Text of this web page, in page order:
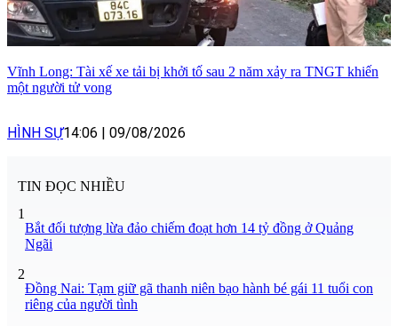
Vĩnh Long: Tài xế xe tải bị khởi tố sau 2 năm xảy ra TNGT khiến
một người tử vong
HÌNH SỰ14:06 | 09/08/2026
TIN ĐỌC NHIỀU
1
Bắt đối tượng lừa đảo chiếm đoạt hơn 14 tỷ đồng ở Quảng
Ngãi
2
Đồng Nai: Tạm giữ gã thanh niên bạo hành bé gái 11 tuổi con
riêng của người tình